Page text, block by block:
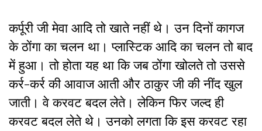
कर्पूरी जी मेवा आदि तो खाते नहीं थे। उन दिनों कागज
के ठोंगा का चलन था। प्लास्टिक आदि का चलन तो बाद
में हुआ। तो होता यह था कि जब ठोंगा खोलते तो उससे
कर्र-कर्र की आवाज आती और ठाकुर जी की नींद खुल
जाती। वे करवट बदल लेते। लेकिन फिर जल्द ही
करवट बदल लेते थे। उनको लगता कि इस करवट रहा